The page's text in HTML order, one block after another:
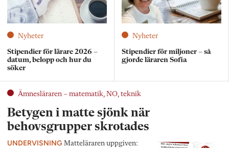
Nyheter
Stipendier för lärare 2026 –
datum, belopp och hur du
söker
Nyheter
Stipendier för miljoner – så
gjorde läraren Sofia
Ämnesläraren – matematik, NO, teknik
Betygen i matte sjönk när
behovsgrupper skrotades
UNDERVISNING Matteläraren uppgiven: